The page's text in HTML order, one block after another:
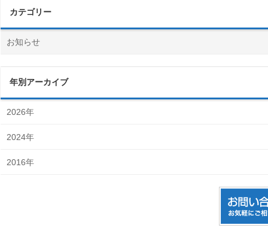
カテゴリー
お知らせ
年別アーカイブ
2026年
2024年
2016年